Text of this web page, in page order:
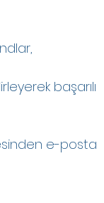
başarılı
e-posta